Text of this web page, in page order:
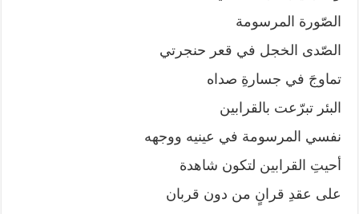
الصّورة المرسومة
الصّدى الخجل في قعر حنجرتي
تماوجَ في جسارةِ صداه
البئر تبرّعت بالقرابين
نفسي المرسومة في عينيه ووجهه
أحيتِ القرابين لتكون شاهدة
على عقدِ قرانٍ من دون قربان